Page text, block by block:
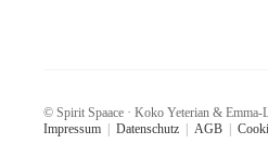
© Spirit Spaace · Koko Yeterian & Emma-
Impressum
Datenschutz AGB